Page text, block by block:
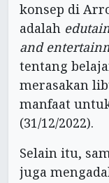
konsep di
adalah edut
and e
tentang
merasakan
manfaat
(31/12/2022).
Selain itu,
juga